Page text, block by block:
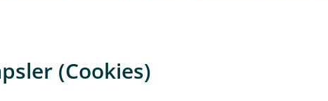
og være en støttespiller i lokalsamfunnene banken er
i Tydals-samfunnet, og er åpne for å ta imot nye
Erik Storhaug på telefon 92461710 eller mail
(Cookies)